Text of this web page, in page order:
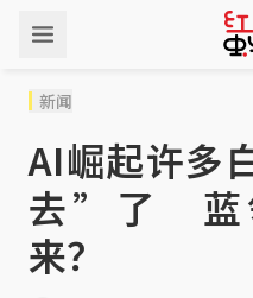
新闻
AI崛起许多
去”了 蓝
来？